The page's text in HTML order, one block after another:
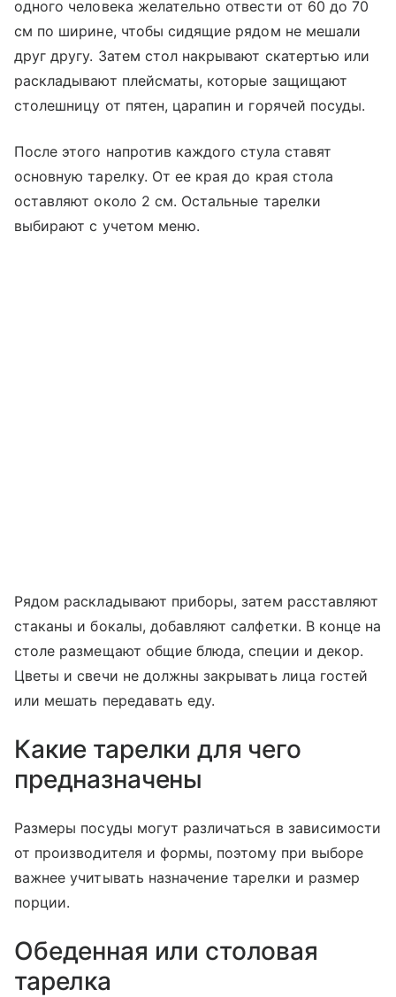
одного человека желательно отвести от 60 до 70
см по ширине, чтобы сидящие рядом не мешали
друг другу. Затем стол накрывают скатертью или
раскладывают плейсматы, которые защищают
столешницу от пятен, царапин и горячей посуды.
После этого напротив каждого стула ставят
основную тарелку. От ее края до края стола
оставляют около 2 см. Остальные тарелки
выбирают с учетом меню.
Рядом раскладывают приборы, затем расставляют
стаканы и бокалы, добавляют салфетки. В конце на
столе размещают общие блюда, специи и декор.
Цветы и свечи не должны закрывать лица гостей
или мешать передавать еду.
Какие тарелки для чего
предназначены
Размеры посуды могут различаться в зависимости
от производителя и формы, поэтому при выборе
важнее учитывать назначение тарелки и размер
порции.
Обеденная или столовая
тарелка